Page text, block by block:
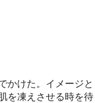
かけた。イメージ
凍えさせる時を待